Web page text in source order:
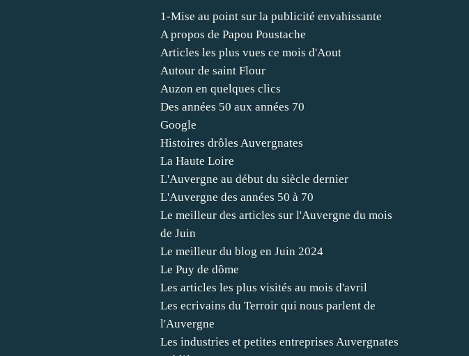
1-Mise au point sur la publicité envahissante
A propos de Papou Poustache
Articles les plus vues ce mois d'Aout
Autour de saint Flour
Auzon en quelques clics
Des années 50 aux années 70
Google
Histoires drôles Auvergnates
La Haute Loire
L'Auvergne au début du siècle dernier
L'Auvergne des années 50 à 70
Le meilleur des articles sur l'Auvergne du mois
de Juin
Le meilleur du blog en Juin 2024
Le Puy de dôme
Les articles les plus visités au mois d'avril
Les ecrivains du Terroir qui nous parlent de
l'Auvergne
Les industries et petites entreprises Auvergnates